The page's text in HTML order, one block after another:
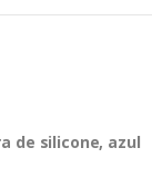
de silicone, azul